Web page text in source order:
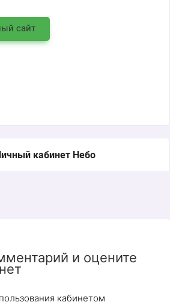
сайт
кабинет Небо
и оцените
кабинетом